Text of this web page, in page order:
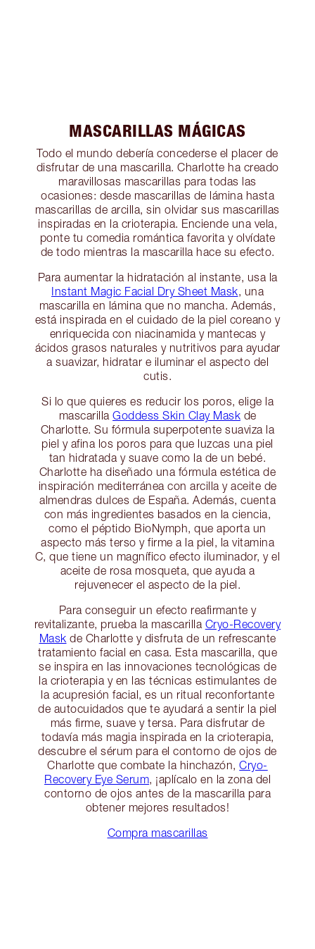
MASCARILLAS MÁGICAS
Todo el mundo debería concederse el placer de
disfrutar de una mascarilla. Charlotte ha creado
maravillosas mascarillas para todas las
ocasiones: desde mascarillas de lámina hasta
mascarillas de arcilla, sin olvidar sus mascarillas
inspiradas en la crioterapia. Enciende una vela,
ponte tu comedia romántica favorita y olvídate
de todo mientras la mascarilla hace su efecto.
Para aumentar la hidratación al instante, usa la
Instant Magic Facial Dry Sheet Mask, una
mascarilla en lámina que no mancha. Además,
está inspirada en el cuidado de la piel coreano y
enriquecida con niacinamida y mantecas y
ácidos grasos naturales y nutritivos para ayudar
a suavizar, hidratar e iluminar el aspecto del
cutis.
Si lo que quieres es reducir los poros, elige la
mascarilla Goddess Skin Clay Mask de
Charlotte. Su fórmula superpotente suaviza la
piel y afina los poros para que luzcas una piel
tan hidratada y suave como la de un bebé.
Charlotte ha diseñado una fórmula estética de
inspiración mediterránea con arcilla y aceite de
almendras dulces de España. Además, cuenta
con más ingredientes basados en la ciencia,
como el péptido BioNymph, que aporta un
aspecto más terso y firme a la piel, la vitamina
C, que tiene un magnífico efecto iluminador, y el
aceite de rosa mosqueta, que ayuda a
rejuvenecer el aspecto de la piel.
Para conseguir un efecto reafirmante y
revitalizante, prueba la mascarilla Cryo-Recovery
Mask de Charlotte y disfruta de un refrescante
tratamiento facial en casa. Esta mascarilla, que
se inspira en las innovaciones tecnológicas de
la crioterapia y en las técnicas estimulantes de
la acupresión facial, es un ritual reconfortante
de autocuidados que te ayudará a sentir la piel
más firme, suave y tersa. Para disfrutar de
todavía más magia inspirada en la crioterapia,
descubre el sérum para el contorno de ojos de
Charlotte que combate la hinchazón,Cryo-
Recovery Eye Serum, ¡aplícalo en la zona del
contorno de ojos antes de la mascarilla para
obtener mejores resultados!
Compra mascarillas